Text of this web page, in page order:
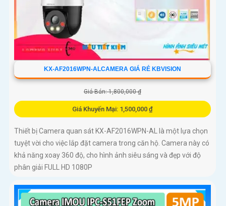
KX-AF2016WPN-ALCAMERA GIÁ RẺ KBVISION
Giá Bán: 1,800,000 ₫
Giá Khuyến Mại: 1,500,000 ₫
Thiết bị Camera quan sát KX-AF2016WPN-AL là một lựa chọn
tuyệt vời cho việc lắp đặt camera trong căn hộ. Camera này có
khả năng xoay 360 độ, cho hình ảnh siêu sáng và đẹp với độ
phân giải FULL HD 1080P